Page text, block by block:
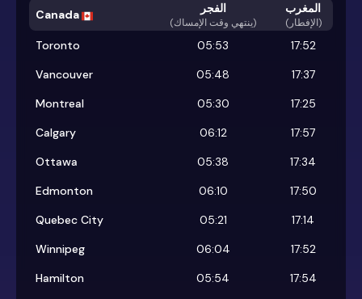
Canada الفجر
(ينتهي وقت الإمساك)
المغرب
(الإفطار)
Toronto 05:53
17:52
Vancouver
05:48
17:37
Montreal
05:30
17:25
Calgary
06:12
17:57
Ottawa
05:38
17:34
Edmonton
06:10
17:50
Quebec City
05:21
17:14
Winnipeg
06:04
17:52
Hamilton
05:54
17:54